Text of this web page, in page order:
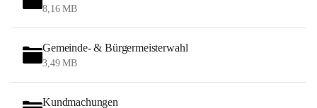
8,16 MB
Gemeinde- & Bürgermeisterwahl
3,49 MB
Kundmachungen